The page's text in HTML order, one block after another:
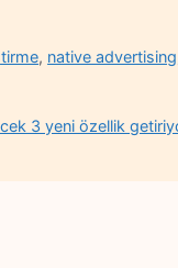
, native advertising
3 yeni özellik